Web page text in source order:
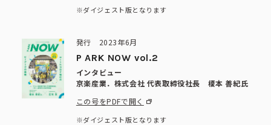
※ダイジェスト版となります
発行 2023年6月
P ARK NOW vol.2
インタビュー
京楽産業．株式会社 代表取締役社長 榎本 善紀氏
この号をPDFで開く
※ダイジェスト版となります